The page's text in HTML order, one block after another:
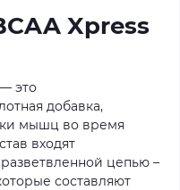
Xpress
это
добавка,
мышц во время
входят
цепью –
составляют